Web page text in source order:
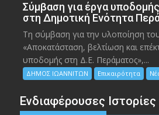
Σύμβαση για έργα
στη Δημοτική Ενότητα
Τη σύμβαση για την υλοποίηση
«Αποκατάσταση, βελτίωση και
υποδομής στη Δ.Ε. Περάματος»,...
ΔΗΜΟΣ ΙΩΑΝΝΙΤΩΝ Επικαιρότητα
Ενδιαφέρουσες Ιστορίες